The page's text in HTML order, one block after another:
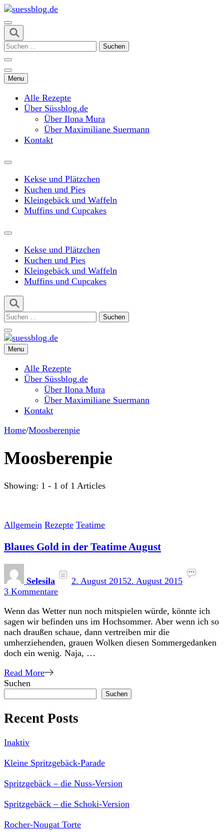
Skip
to
content
(Press
Enter)
suessblog.de
Suchen
Menu
Alle Rezepte
Über Süssblog.de
Über Ilona Mura
Über Maximiliane Suermann
Kontakt
Kekse und Plätzchen
Kuchen und Pies
Kleingebäck und Waffeln
Muffins und Cupcakes
Kekse und Plätzchen
Kuchen und Pies
Kleingebäck und Waffeln
Muffins und Cupcakes
Suchen
suessblog.de
Menu
Alle Rezepte
Über Süssblog.de
Über Ilona Mura
Über Maximiliane Suermann
Kontakt
Home/Moosberenpie
Moosberenpie
Showing: 1 - 1 of 1 Articles
Allgemein Rezepte Teatime
Blaues Gold in der Teatime August
Selesila 2. August 20152. August 2015
3 Kommentarezu
Gold
in
der
Teatime
August
Wenn das Wetter nun noch mitspielen würde, könnte ich
sagen wir befinden uns im Hochsommer. Aber wenn ich so
nach draußen schaue, dann vertreiben mir die
umherziehenden, grauen Wolken diesen Sommergedanken
doch ein wenig. Naja, …
Read More
Suchen
Suchen
Recent Posts
Inaktiv
Kleine Spritzgebäck-Parade
Spritzgebäck – die Nuss-Version
Spritzgebäck – die Schoki-Version
Rocher-Nougat Torte